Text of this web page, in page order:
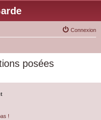
Connexion
posées
!